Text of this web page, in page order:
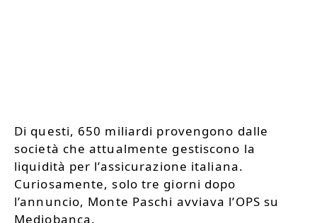
Di questi, 650 miliardi provengono dalle
società che attualmente gestiscono la
liquidità per l’assicurazione italiana.
Curiosamente, solo tre giorni dopo
l’annuncio, Monte Paschi avviava l’OPS su
Mediobanca.